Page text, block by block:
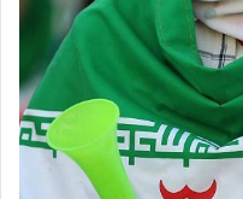
به بالاترین مدرک مربیگری در
دنبال